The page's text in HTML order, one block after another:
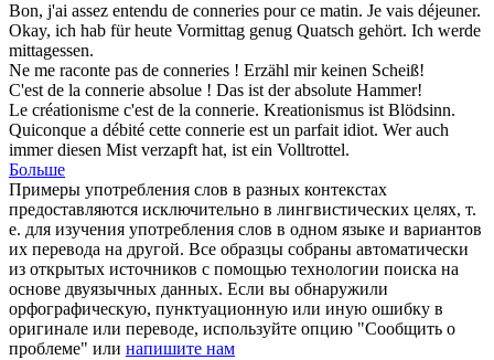
Bon, j'ai assez entendu de conneries pour ce matin. Je vais déjeuner.
Okay, ich hab für heute Vormittag genug Quatsch gehört. Ich werde
mittagessen.
Ne me raconte pas de conneries ! Erzähl mir keinen Scheiß!
C'est de la connerie absolue ! Das ist der absolute Hammer!
Le créationisme c'est de la connerie. Kreationismus ist Blödsinn.
Quiconque a débité cette connerie est un parfait idiot. Wer auch
immer diesen Mist verzapft hat, ist ein Volltrottel.
Больше
Примеры употребления слов в разных контекстах
предоставляются исключительно в лингвистических целях, т.
е. для изучения употребления слов в одном языке и вариантов
их перевода на другой. Все образцы собраны автоматически
из открытых источников с помощью технологии поиска на
основе двуязычных данных. Если вы обнаружили
орфографическую, пунктуационную или иную ошибку в
оригинале или переводе, используйте опцию "Сообщить о
проблеме" или напишите нам